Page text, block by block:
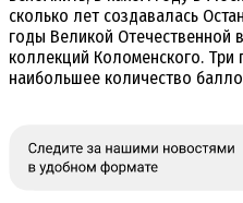
сколько лет создавалась
годы Великой Отечественной
коллекций Коломенского.
наибольшее количество